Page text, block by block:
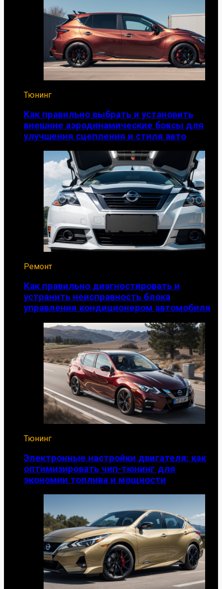
Тюнинг
Как правильно выбрать и установить
внешние аэродинамические боксы для
улучшения сцепления и стиля авто
Ремонт
Как правильно диагностировать и
устранить неисправность блока
управления кондиционером автомобиля
Тюнинг
Электронные настройки двигателя: как
оптимизировать чип-тюнинг для
экономии топлива и мощности